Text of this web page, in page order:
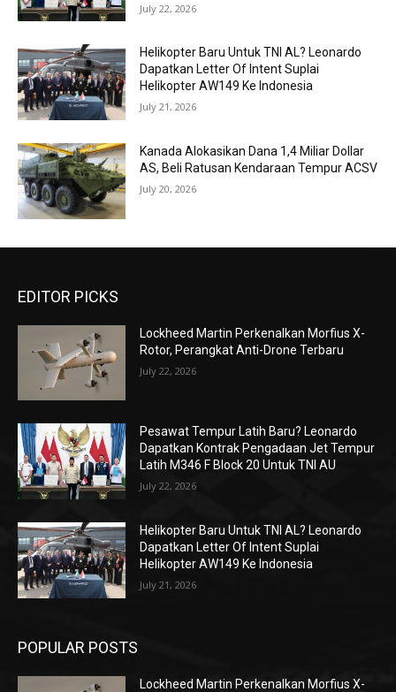
July 22, 2026
Helikopter Baru Untuk TNI AL? Leonardo
Dapatkan Letter Of Intent Suplai
Helikopter AW149 Ke Indonesia
July 21, 2026
Kanada Alokasikan Dana 1,4 Miliar Dollar
AS, Beli Ratusan Kendaraan Tempur ACSV
July 20, 2026
EDITOR PICKS
Lockheed Martin Perkenalkan Morfius X-
Rotor, Perangkat Anti-Drone Terbaru
July 22, 2026
Pesawat Tempur Latih Baru? Leonardo
Dapatkan Kontrak Pengadaan Jet Tempur
Latih M346 F Block 20 Untuk TNI AU
July 22, 2026
Helikopter Baru Untuk TNI AL? Leonardo
Dapatkan Letter Of Intent Suplai
Helikopter AW149 Ke Indonesia
July 21, 2026
POPULAR POSTS
Lockheed Martin Perkenalkan Morfius X-